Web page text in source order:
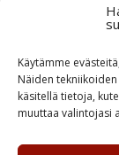
Käytämme
Näiden
käsitellä tietoja,
muuttaa valintojasi